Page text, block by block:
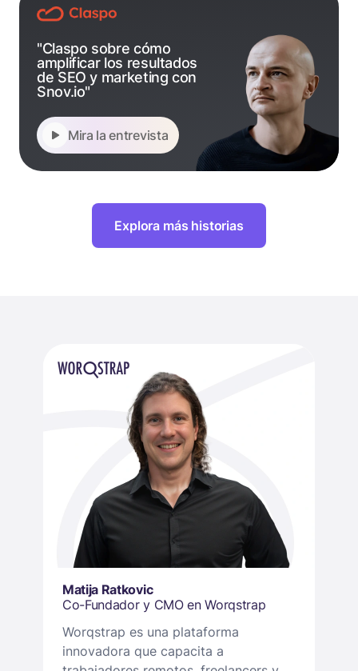
"Claspo sobre cómo
amplificar los resultados
de SEO y marketing con
Snov.io"
Mira la entrevista
Explora más historias
Matija Ratkovic
Co-Fundador y CMO en Worqstrap
Worqstrap es una plataforma
innovadora que capacita a